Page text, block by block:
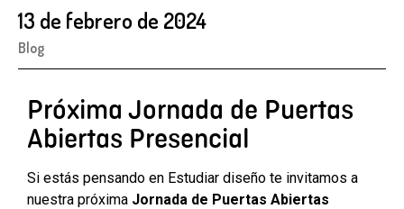
13 de febrero de 2024
Blog
Próxima Jornada de Puertas
Abiertas Presencial
Si estás pensando en Estudiar diseño te invitamos a
nuestra próxima Jornada de Puertas Abiertas